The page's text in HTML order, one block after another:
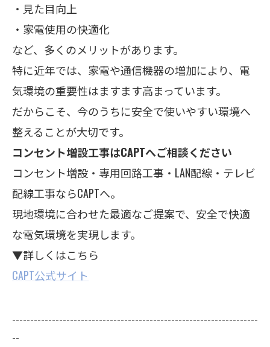
・見た目向上
・家電使用の快適化
など、多くのメリットがあります。
特に近年では、家電や通信機器の増加により、電
気環境の重要性はますます高まっています。
だからこそ、今のうちに安全で使いやすい環境へ
整えることが大切です。
コンセント増設工事はCAPTへご相談ください
コンセント増設・専用回路工事・LAN配線・テレビ
配線工事ならCAPTへ。
現地環境に合わせた最適なご提案で、安全で快適
な電気環境を実現します。
▼詳しくはこちら
CAPT公式サイト
--------------------------------------------------------------------
--